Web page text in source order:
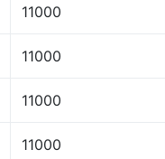
11000
11000
11000
11000